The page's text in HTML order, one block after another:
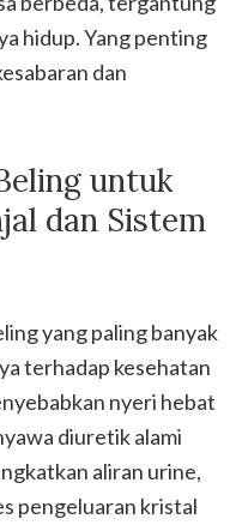
hidup. Yang penting
dan
untuk
dan Sistem
yang paling banyak
terhadap kesehatan
nyeri hebat
diuretik alami
aliran urine,
pengeluaran kristal